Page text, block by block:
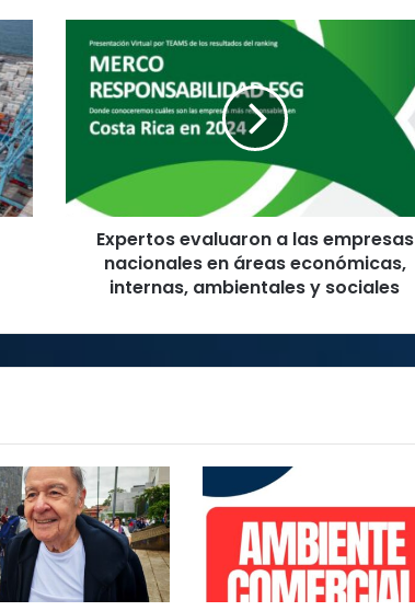
evaluaron
empresas
áreas
económicas,
internas,
ambientales
Expertos evaluaron a las empresas
nacionales en áreas económicas,
internas, ambientales y sociales